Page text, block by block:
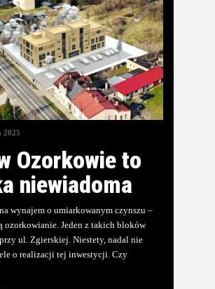
2025
Ozorkowie to
niewiadoma
wynajem o umiarkowanym czynszu –
ozorkowianie. Jeden z takich bloków
ul. Zgierskiej. Niestety, nadal nie
o realizacji tej inwestycji. Czy